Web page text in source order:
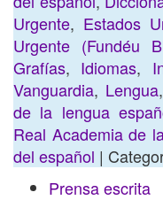
Urgente, Estados
Urgente (Fundéu
Grafías, Idiomas,
Vanguardia, Lengua,
de la lengua
Real Academia de
del español |
Prensa escrita